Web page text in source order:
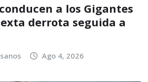
a los Gigantes
derrota seguida a
Ago 4, 2026